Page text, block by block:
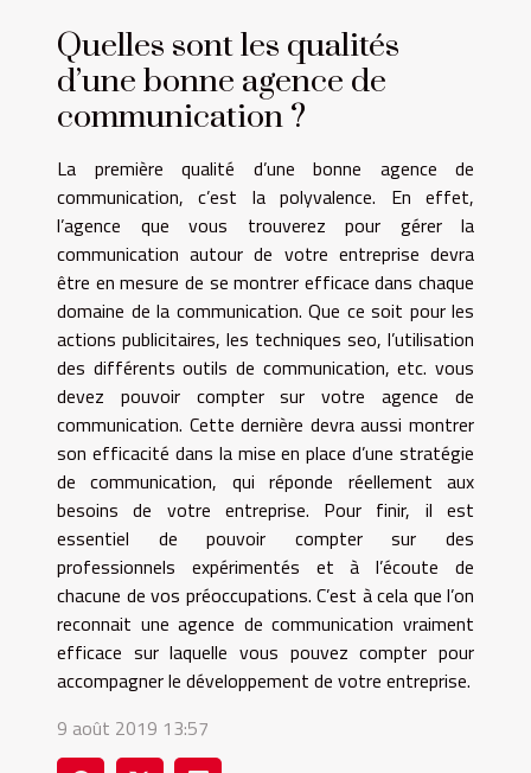
Quelles sont les qualités
d’une bonne agence de
communication ?
La première qualité d’une bonne agence de
communication, c’est la polyvalence. En effet,
l’agence que vous trouverez pour gérer la
communication autour de votre entreprise devra
être en mesure de se montrer efficace dans chaque
domaine de la communication. Que ce soit pour les
actions publicitaires, les techniques seo, l’utilisation
des différents outils de communication, etc. vous
devez pouvoir compter sur votre agence de
communication. Cette dernière devra aussi montrer
son efficacité dans la mise en place d’une stratégie
de communication, qui réponde réellement aux
besoins de votre entreprise. Pour finir, il est
essentiel de pouvoir compter sur des
professionnels expérimentés et à l’écoute de
chacune de vos préoccupations. C’est à cela que l’on
reconnait une agence de communication vraiment
efficace sur laquelle vous pouvez compter pour
accompagner le développement de votre entreprise.
9 août 2019 13:57